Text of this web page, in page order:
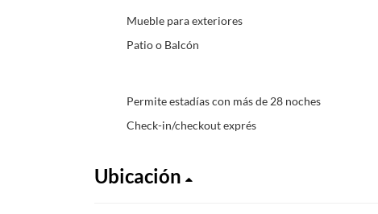
Mueble para exteriores
Patio o Balcón
Permite estadías con más de 28 noches
Check-in/checkout exprés
Ubicación